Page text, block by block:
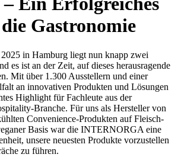
Gastronomie
in Hamburg liegt nun knapp zwei
es ist an der Zeit, auf dieses herausragende
Mit über 1.300 Ausstellern und einer
an innovativen Produkten und Lösungen
Highlight für Fachleute aus der
Branche. Für uns als Hersteller von
Convenience-Produkten auf Fleisch-
Basis war die INTERNORGA eine
unsere neuesten Produkte vorzustellen
zu führen.